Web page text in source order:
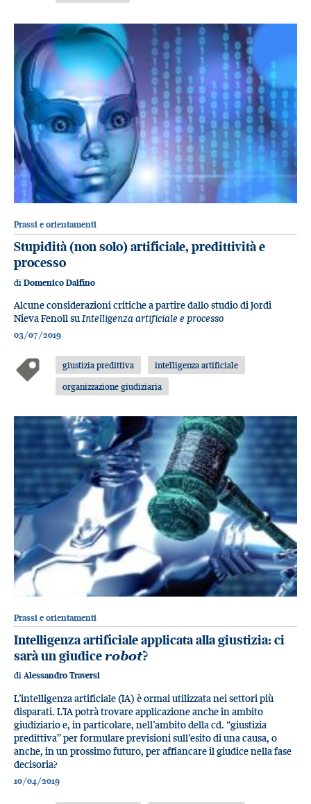
Prassi e orientamenti
Stupidità (non solo) artificiale, predittività e
processo
di Domenico Dalfino
Alcune considerazioni critiche a partire dallo studio di Jordi
Nieva Fenoll suIntelligenza artificiale e processo
03/07/2019
giustizia predittiva
intelligenza artificiale
organizzazione giudiziaria
Prassi e orientamenti
Intelligenza artificiale applicata alla giustizia: ci
sarà un giudicerobot?
di Alessandro Traversi
L’intelligenza artificiale (IA) è ormai utilizzata nei settori più
disparati. L’IA potrà trovare applicazione anche in ambito
giudiziario e, in particolare, nell’ambito della cd. “giustizia
predittiva” per formulare previsioni sull’esito di una causa, o
anche, in un prossimo futuro, per affiancare il giudice nella fase
decisoria?
10/04/2019